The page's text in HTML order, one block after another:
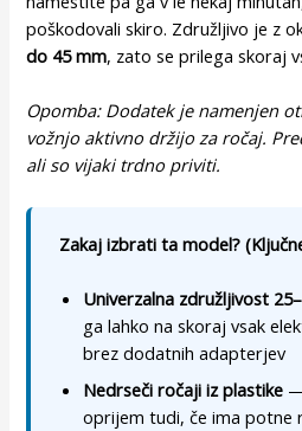
poškodovali skiro. Združljivo je z
do 45 mm, zato se prilega skoraj
Opomba: Dodatek je namenjen
vožnjo aktivno držijo za ročaj.
ali so vijaki trdno priviti.
Zakaj izbrati ta model?
Univerzalna združljivost
ga lahko na skoraj vsak
brez dodatnih adapterjev
Nedrseči ročaji iz plastike
oprijem tudi, če ima potne